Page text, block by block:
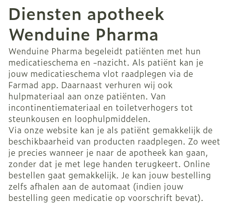
Diensten apotheek
Wenduine Pharma
Wenduine Pharma begeleidt patiënten met hun
medicatieschema en -nazicht. Als patiënt kan je
jouw medicatieschema vlot raadplegen via de
Farmad app. Daarnaast verhuren wij ook
hulpmateriaal aan onze patiënten. Van
incontinentiemateriaal en toiletverhogers tot
steunkousen en loophulpmiddelen.
Via onze website kan je als patiënt gemakkelijk de
beschikbaarheid van producten raadplegen. Zo weet
je precies wanneer je naar de apotheek kan gaan,
zonder dat je met lege handen terugkeert. Online
bestellen gaat gemakkelijk. Je kan jouw bestelling
zelfs afhalen aan de automaat (indien jouw
bestelling geen medicatie op voorschrift bevat).